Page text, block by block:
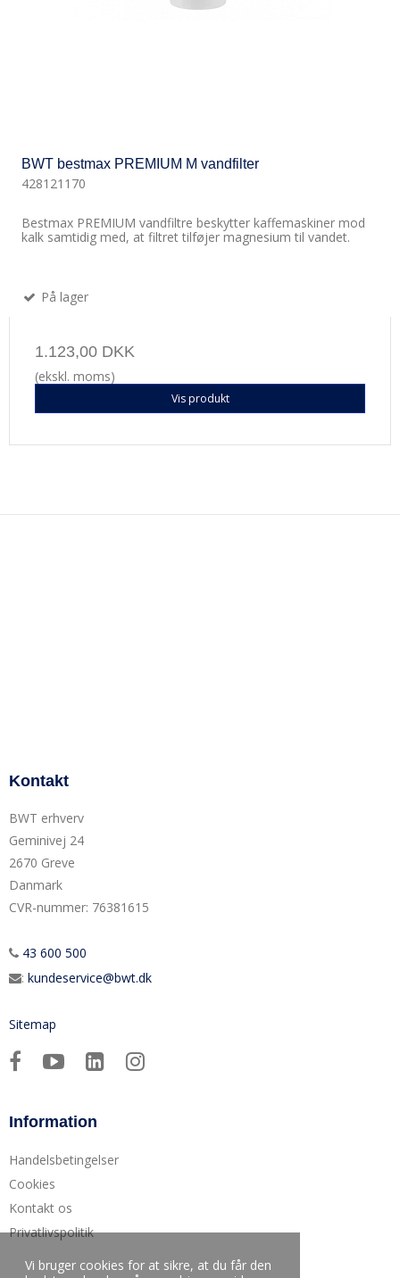
Vi bruger cookies for at sikre, at du får den
BWT bestmax PREMIUM M vandfilter
428121170
Bestmax PREMIUM vandfiltre beskytter kaffemaskiner mod
kalk samtidig med, at filtret tilføjer magnesium til vandet.
På lager
1.123,00 DKK
(ekskl. moms)
Vis produkt
Kontakt
BWT erhverv
Geminivej 24
2670 Greve
Danmark
CVR-nummer: 76381615
43 600 500
: kundeservice@bwt.dk
Sitemap
Information
Handelsbetingelser
Cookies
Kontakt os
Privatlivspolitik